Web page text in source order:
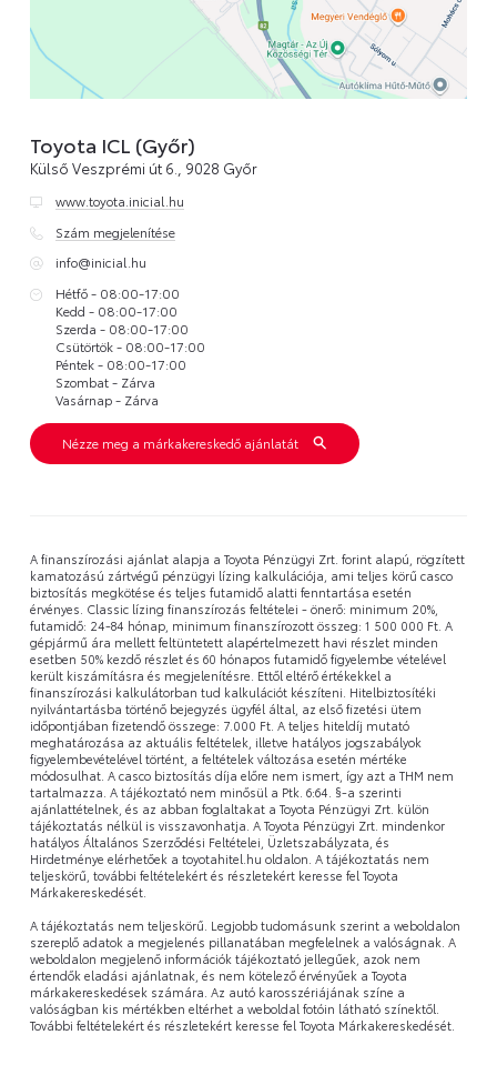
Toyota ICL (Győr)
Külső Veszprémi út 6., 9028 Győr
www.toyota.inicial.hu
Szám megjelenítése
info@inicial.hu
Hétfő - 08:00-17:00
Kedd - 08:00-17:00
Szerda - 08:00-17:00
Csütörtök - 08:00-17:00
Péntek - 08:00-17:00
Szombat - Zárva
Vasárnap - Zárva
Nézze meg a márkakereskedő ajánlatát
A finanszírozási ajánlat alapja a Toyota Pénzügyi Zrt. forint alapú, rögzített
kamatozású zártvégű pénzügyi lízing kalkulációja, ami teljes körű casco
biztosítás megkötése és teljes futamidő alatti fenntartása esetén
érvényes. Classic lízing finanszírozás feltételei - önerő: minimum 20%,
futamidő: 24-84 hónap, minimum finanszírozott összeg: 1 500 000 Ft. A
gépjármű ára mellett feltüntetett alapértelmezett havi részlet minden
esetben 50% kezdő részlet és 60 hónapos futamidő figyelembe vételével
került kiszámításra és megjelenítésre. Ettől eltérő értékekkel a
finanszírozási kalkulátorban tud kalkulációt készíteni. Hitelbiztosítéki
nyilvántartásba történő bejegyzés ügyfél által, az első fizetési ütem
időpontjában fizetendő összege: 7.000 Ft. A teljes hiteldíj mutató
meghatározása az aktuális feltételek, illetve hatályos jogszabályok
figyelembevételével történt, a feltételek változása esetén mértéke
módosulhat. A casco biztosítás díja előre nem ismert, így azt a THM nem
tartalmazza. A tájékoztató nem minősül a Ptk. 6:64. §-a szerinti
ajánlattételnek, és az abban foglaltakat a Toyota Pénzügyi Zrt. külön
tájékoztatás nélkül is visszavonhatja. A Toyota Pénzügyi Zrt. mindenkor
hatályos Általános Szerződési Feltételei, Üzletszabályzata, és
Hirdetménye elérhetőek a toyotahitel.hu oldalon. A tájékoztatás nem
teljeskörű, további feltételekért és részletekért keresse fel Toyota
Márkakereskedését.
A tájékoztatás nem teljeskörű. Legjobb tudomásunk szerint a weboldalon
szereplő adatok a megjelenés pillanatában megfelelnek a valóságnak. A
weboldalon megjelenő információk tájékoztató jellegűek, azok nem
értendők eladási ajánlatnak, és nem kötelező érvényűek a Toyota
márkakereskedések számára. Az autó karosszériájának színe a
valóságban kis mértékben eltérhet a weboldal fotóin látható színektől.
További feltételekért és részletekért keresse fel Toyota Márkakereskedését.